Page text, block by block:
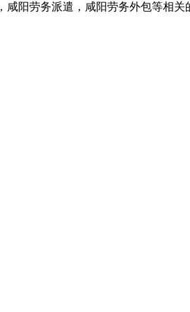
，咸阳劳务派遣，咸阳劳务外包等相